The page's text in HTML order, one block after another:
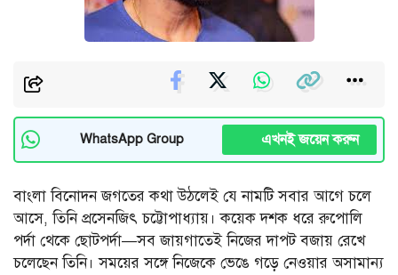
WhatsApp Group এখনই জয়েন করুন
বাংলা বিনোদন জগতের কথা উঠলেই যে নামটি সবার আগে চলে
আসে, তিনি প্রসেনজিৎ চট্টোপাধ্যায়। কয়েক দশক ধরে রুপোলি
পর্দা থেকে ছোটপর্দা—সব জায়গাতেই নিজের দাপট বজায় রেখে
চলেছেন তিনি। সময়ের সঙ্গে নিজেকে ভেঙে গড়ে নেওয়ার অসামান্য